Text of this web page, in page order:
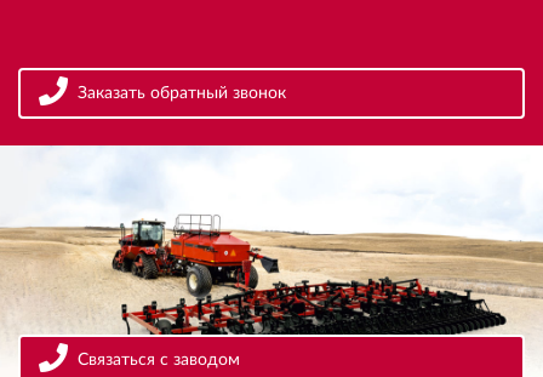
Заказать обратный звонок
Связаться с заводом